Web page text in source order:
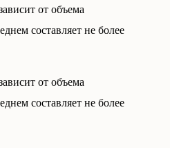
от объема
составляет не более
от объема
составляет не более